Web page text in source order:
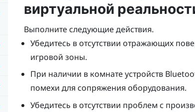
виртуальной
Выполните следующие действия.
Убедитесь в отсутствии отражающих
игровой зоны.
При наличии в комнате устройств
помехи для сопряжения оборудования.
Убедитесь в отсутствии проблем с